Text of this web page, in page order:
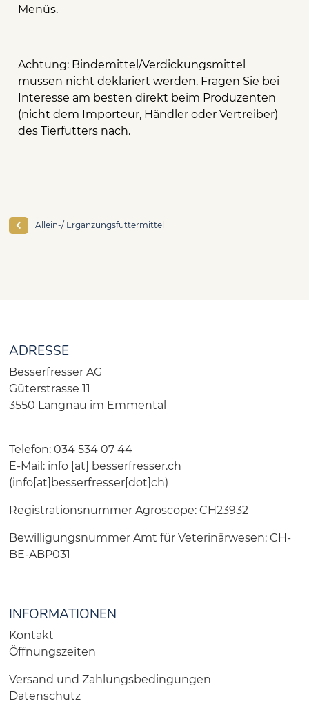
Menüs.
Achtung: Bindemittel/Verdickungsmittel
müssen nicht deklariert werden. Fragen Sie bei
Interesse am besten direkt beim Produzenten
(nicht dem Importeur, Händler oder Vertreiber)
des Tierfutters nach.
Allein-/ Ergänzungsfuttermittel
ADRESSE
Besserfresser AG
Güterstrasse 11
3550 Langnau im Emmental
Telefon: 034 534 07 44
E-Mail: info [at] besserfresser.ch
(info[at]besserfresser[dot]ch)
Registrationsnummer Agroscope: CH23932
Bewilligungsnummer Amt für Veterinärwesen: CH-
BE-ABP031
INFORMATIONEN
Kontakt
Öffnungszeiten
Versand und Zahlungsbedingungen
Datenschutz